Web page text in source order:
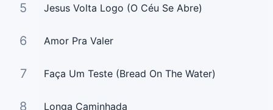
5 Jesus Volta Logo (O Céu Se Abre)
6 Amor Pra Valer
7 Faça Um Teste (Bread On The Water)
8 Longa Caminhada